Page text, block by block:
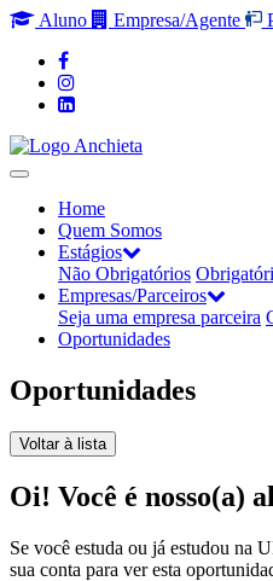
Aluno Empresa/Agente
Home
Quem Somos
Estágios
Não Obrigatórios
Empresas/Parceiros
Seja uma empresa parceira
Oportunidades
Oportunidades
Voltar à lista
Oi! Você é nosso(a)
Se você estuda ou já estudou
sua conta para ver esta